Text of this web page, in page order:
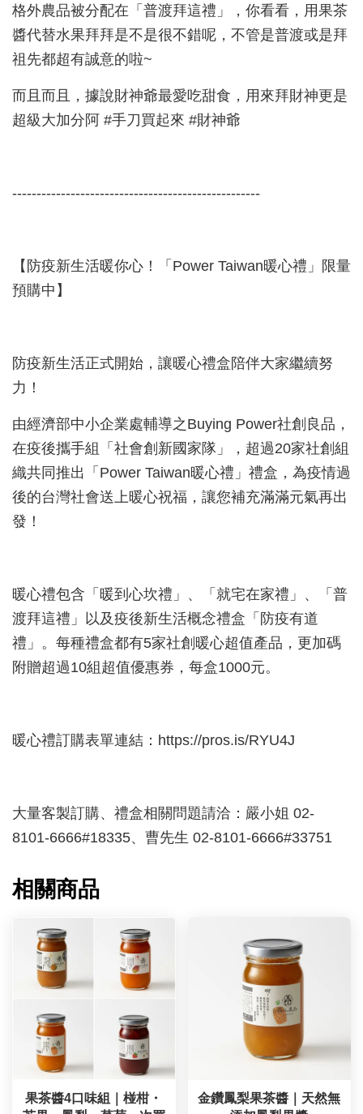
格外農品被分配在「普渡拜這禮」，你看看，用果茶
醬代替水果拜拜是不是很不錯呢，不管是普渡或是拜
祖先都超有誠意的啦~
而且而且，據說財神爺最愛吃甜食，用來拜財神更是
超級大加分阿 #手刀買起來 #財神爺
---------------------------------------------------
【防疫新生活暖你心！「Power Taiwan暖心禮」限量
預購中】
防疫新生活正式開始，讓暖心禮盒陪伴大家繼續努
力！
由經濟部中小企業處輔導之Buying Power社創良品，
在疫後攜手組「社會創新國家隊」，超過20家社創組
織共同推出「Power Taiwan暖心禮」禮盒，為疫情過
後的台灣社會送上暖心祝福，讓您補充滿滿元氣再出
發！
暖心禮包含「暖到心坎禮」、「就宅在家禮」、「普
渡拜這禮」以及疫後新生活概念禮盒「防疫有道
禮」。每種禮盒都有5家社創暖心超值產品，更加碼
附贈超過10組超值優惠券，每盒1000元。
暖心禮訂購表單連結：https://pros.is/RYU4J
大量客製訂購、禮盒相關問題請洽：嚴小姐 02-
8101-6666#18335、曹先生 02-8101-6666#33751
相關商品
果茶醬4口味組｜椪柑・
金鑽鳳梨果茶醬｜天然無